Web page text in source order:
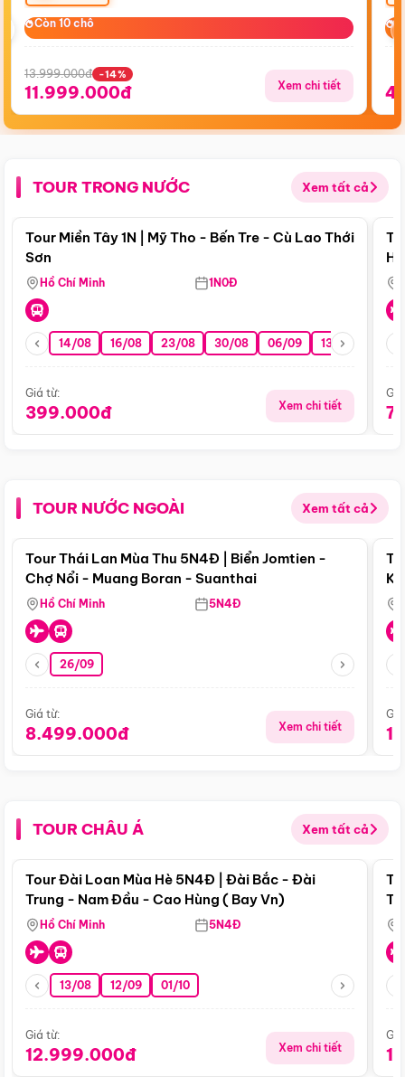
Còn 10 chỗ
Còn 10 chỗ
13.999.000đ -14%
11.999.000đ Xem chi tiết
TOUR TRONG NƯỚC Xem tất cả
Điểm nổi bật
Tour Miền Tây 1N | Mỹ Tho - Bến Tre - Cù Lao Thới
Sơn
Hồ Chí Minh 1N0Đ
14/08 16/08 23/08 30/08 06/09 13/09 20/09
Giá từ:
399.000đ Xem chi tiết
TOUR NƯỚC NGOÀI Xem tất cả
Điểm nổi bật
Tour Thái Lan Mùa Thu 5N4Đ | Biển Jomtien -
Chợ Nổi - Muang Boran - Suanthai
Hồ Chí Minh 5N4Đ
26/09
Giá từ:
8.499.000đ Xem chi tiết
TOUR CHÂU Á Xem tất cả
Điểm nổi bật
Tour Đài Loan Mùa Hè 5N4Đ | Đài Bắc - Đài
Trung - Nam Đầu - Cao Hùng ( Bay Vn)
Hồ Chí Minh 5N4Đ
13/08 12/09 01/10
Giá từ:
12.999.000đ Xem chi tiết